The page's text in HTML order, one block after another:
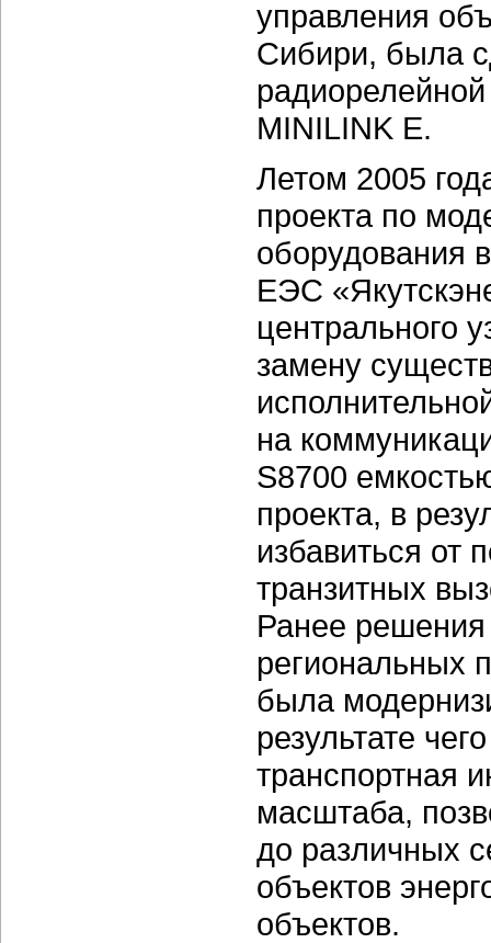
управления
Сибири, была
MINILINK E.
Летом 2005
проекта по
оборудования
ЕЭС
центрального
замену
на
S8700
проекта, в
избавиться от
транзитных
Ранее решения
региональных
была
результате
транспортная
масштаба,
до различных
объектов
объектов.